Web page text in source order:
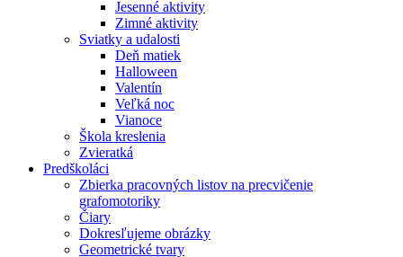
Jesenné aktivity
Zimné aktivity
Sviatky a udalosti
Deň matiek
Halloween
Valentín
Veľká noc
Vianoce
Škola kreslenia
Zvieratká
Predškoláci
Zbierka pracovných listov na precvičenie
grafomotoriky
Čiary
Dokresľujeme obrázky
Geometrické tvary